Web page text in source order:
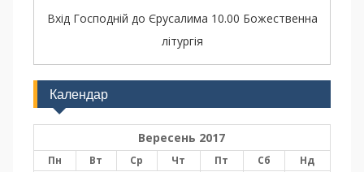
Вхід Господній до Єрусалима 10.00 Божественна
літургія
Календар
Вересень 2017
Пн Вт Ср Чт Пт Сб
Нд